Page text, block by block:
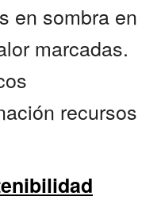
en sombra en
marcadas.
recursos